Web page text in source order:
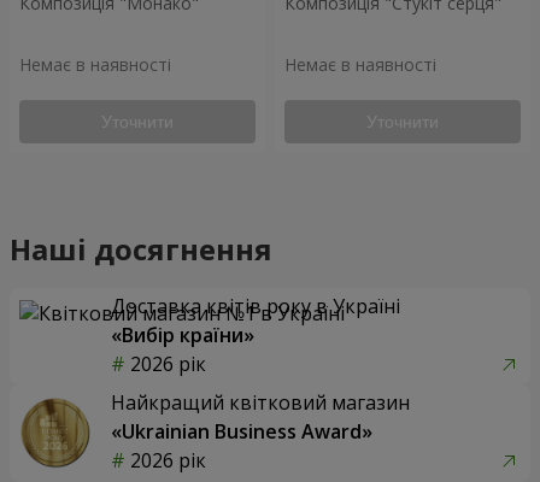
Немає в наявності
Уточнити
Немає в наявності
Уточнити
Наші досягнення
Доставка квітів року в Україні
«Вибір країни»
2026 рік
Найкращий квітковий магазин
«Ukrainian Business Award»
2026 рік